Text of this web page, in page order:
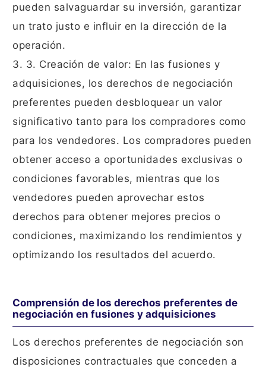
pueden salvaguardar su inversión, garantizar
un trato justo e influir en la dirección de la
operación.
3. 3. Creación de valor: En las fusiones y
adquisiciones, los derechos de negociación
preferentes pueden desbloquear un valor
significativo tanto para los compradores como
para los vendedores. Los compradores pueden
obtener acceso a oportunidades exclusivas o
condiciones favorables, mientras que los
vendedores pueden aprovechar estos
derechos para obtener mejores precios o
condiciones, maximizando los rendimientos y
optimizando los resultados del acuerdo.
Comprensión de los derechos preferentes de
negociación en fusiones y adquisiciones
Los derechos preferentes de negociación son
disposiciones contractuales que conceden a